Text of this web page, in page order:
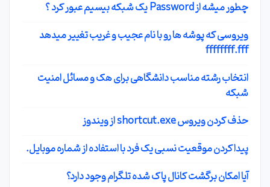
چطور میشه از Password یک شبکه بیسیم عبور کرد ؟
ویروسی که پوشه ها رو با نام عجیب و غریب تغییر میدهد
ffffffff.fff
انتخاب رشته مناسب دانشگاهی برای هک و مسائل امنیت
شبکه
حذف کردن ویروس shortcut.exe از ویندوز
پیدا کردن موقعیت نسبی یک فرد با استفاده از شماره موبایل.
آیا امکان برگشت کانال پاک شده تلگرام وجود دارد؟